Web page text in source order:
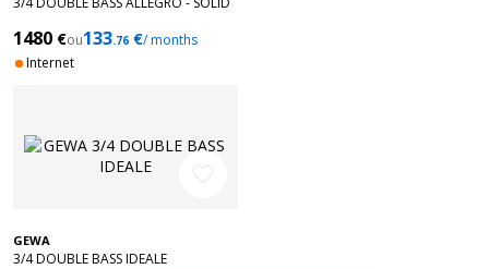
1480 €ou133.76 €/ months
Internet
GEWA
3/4 DOUBLE BASS IDEALE